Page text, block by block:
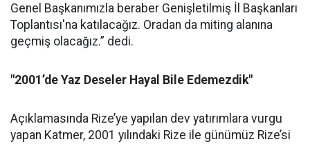
Genel Başkanımızla beraber Genişletilmiş İl Başkanları
Toplantısı'na katılacağız. Oradan da miting alanına
geçmiş olacağız.” dedi.
"2001’de Yaz Deseler Hayal Bile Edemezdik"
Açıklamasında Rize’ye yapılan dev yatırımlara vurgu
yapan Katmer, 2001 yılındaki Rize ile günümüz Rize’si